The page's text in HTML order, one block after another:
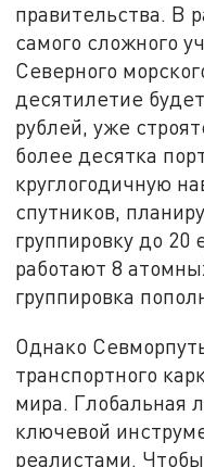
правительства. В
самого сложного
Северного
десятилетие
рублей, уже
более десятка
круглогодичную
спутников,
группировку до
работают 8
группировка
Однако
транспортного
мира. Глобальная
ключевой
реалистами.